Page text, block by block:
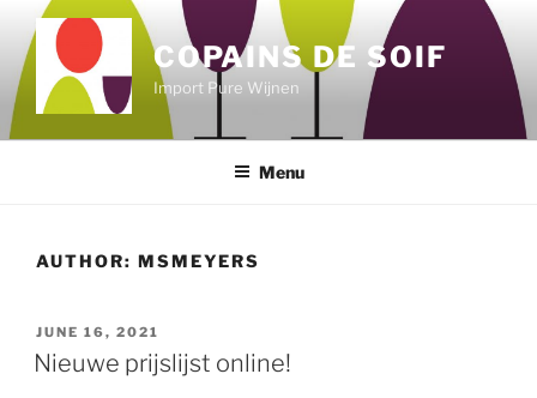
content
COPAINS DE SOIF
Import Pure Wijnen
Menu
AUTHOR: MSMEYERS
POSTED
ON
JUNE 16, 2021
Nieuwe prijslijst online!